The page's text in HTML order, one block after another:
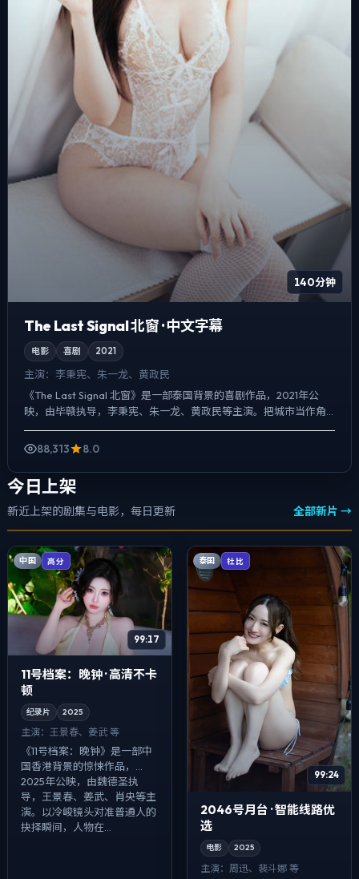
140分钟
The Last Signal 北窗 · 中文字幕
电影 喜剧 2021
主演： 李秉宪、朱一龙、黄政民
《The Last Signal 北窗》是一部泰国背景的喜剧作品，2021年公
映，由毕赣执导，李秉宪、朱一龙、黄政民等主演。把城市当作角
色来写，夜景与雨声贯穿全片，动作戏服务于...
88,313
8.0
今日上架
新近上架的剧集与电影，每日更新 全部新片 →
中国 高分
99:17
11号档案：晚钟 · 高清不卡
顿
纪录片 2025
主演： 王景春、姜武 等
《11号档案：晚钟》是一部中
国香港背景的惊悚作品，
2025年公映，由魏德圣执
导，王景春、姜武、肖央等主
演。以冷峻镜头对准普通人的
抉择瞬间，人物在...
泰国 杜比
99:24
2046号月台 · 智能线路优
选
电影 2025
主演： 周迅、裴斗娜 等